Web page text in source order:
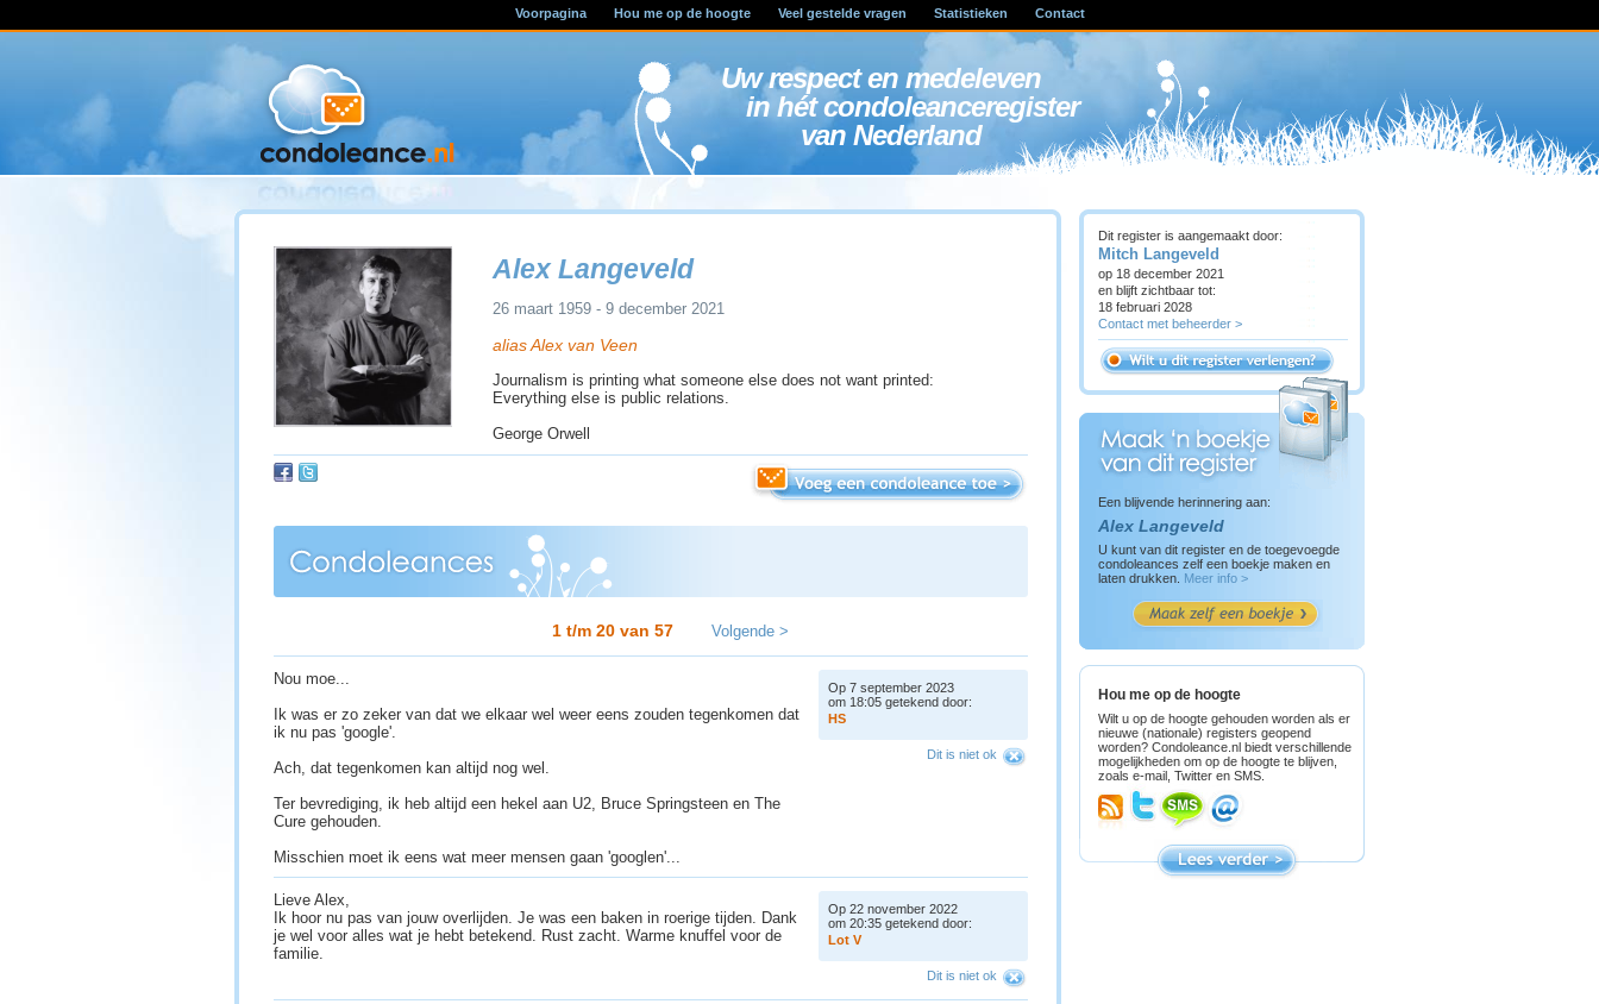
Voorpagina Hou me op de hoogte Veel gestelde vragen Statistieken Contact
Uw respect en medeleven
in hét condoleanceregister
van Nederland
Alex Langeveld
26 maart 1959 - 9 december 2021
alias Alex van Veen
Journalism is printing what someone else does not want printed:
Everything else is public relations.
George Orwell
1 t/m 20 van 57 Volgende >
Nou moe...
Ik was er zo zeker van dat we elkaar wel weer eens zouden tegenkomen dat
ik nu pas 'google'.
Ach, dat tegenkomen kan altijd nog wel.
Ter bevrediging, ik heb altijd een hekel aan U2, Bruce Springsteen en The
Cure gehouden.
Misschien moet ik eens wat meer mensen gaan 'googlen'...
Op 7 september 2023
om 18:05 getekend door:
HS
Dit is niet ok
Lieve Alex,
Ik hoor nu pas van jouw overlijden. Je was een baken in roerige tijden. Dank
je wel voor alles wat je hebt betekend. Rust zacht. Warme knuffel voor de
familie.
Op 22 november 2022
om 20:35 getekend door:
Lot V
Dit is niet ok
Dit register is aangemaakt door:
Mitch Langeveld
op 18 december 2021
en blijft zichtbaar tot:
18 februari 2028
Contact met beheerder >
Een blijvende herinnering aan:
Alex Langeveld
U kunt van dit register en de toegevoegde
condoleances zelf een boekje maken en
laten drukken.
Meer info >
Hou me op de hoogte
Wilt u op de hoogte gehouden worden als er
nieuwe (nationale) registers geopend
worden? Condoleance.nl biedt verschillende
mogelijkheden om op de hoogte te blijven,
zoals e-mail, Twitter en SMS.